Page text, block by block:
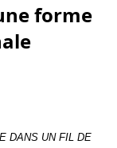
forme
DANS UN FIL DE